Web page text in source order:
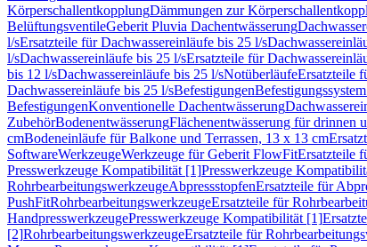
KörperschallentkopplungDämmungen zur
BelüftungsventileGeberit Pluvia Dachentwässerung
l/sErsatzteile für Dachwassereinläufe bis 25 l/s
l/sDachwassereinläufe bis 25 l/sErsatzteile für
bis 12 l/sDachwassereinläufe bis 25 l/sNotüberläufeErsatzteile
Dachwassereinläufe bis 25 l/sBefestigungen
BefestigungenKonventionelle Dachentwässerung
ZubehörBodenentwässerungFlächenentwässerung für drinnen
cmBodeneinläufe für Balkone und Terrassen, 13 x 13 cm
SoftwareWerkzeugeWerkzeuge für Geberit FlowFitErsatzteile
Presswerkzeuge Kompatibilität [1]Presswerkzeuge
RohrbearbeitungswerkzeugeAbpressstopfenErsatzteile für
PushFitRohrbearbeitungswerkzeugeErsatzteile für
HandpresswerkzeugePresswerkzeuge Kompatibilität [1]
[2]RohrbearbeitungswerkzeugeErsatzteile für